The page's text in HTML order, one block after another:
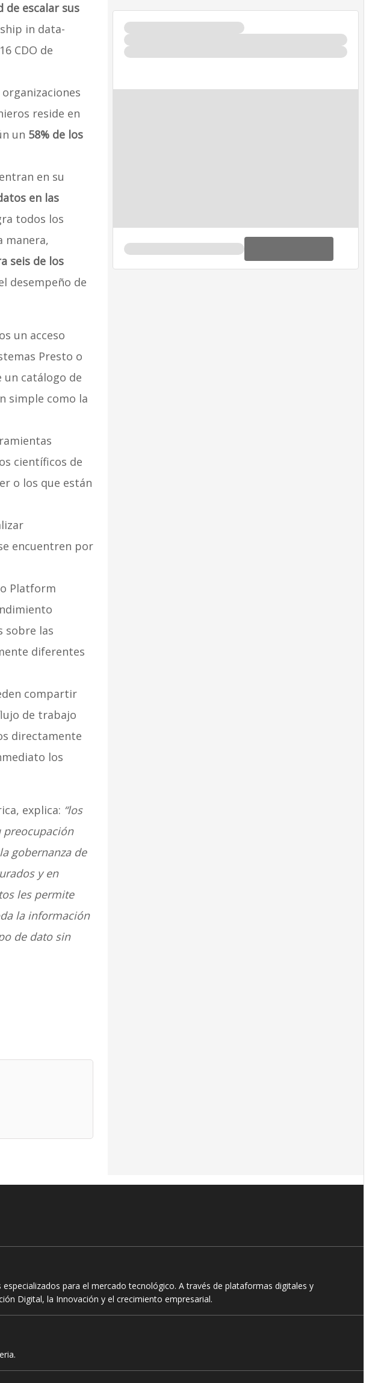
de escalar sus
in data-
CDO de
reside en
un 58% de los
en su
en las
todos los
manera,
seis de los
desempeño de
un acceso
Presto o
un catálogo de
simple como la
científicos de
o los que están
encuentren por
Platform
sobre las
diferentes
compartir
de trabajo
directamente
los
explica: “los
preocupación
gobernanza de
y en
les permite
la información
de dato sin
para el mercado tecnológico. A través de plataformas digitales y
Digital, la Innovación y el crecimiento empresarial.